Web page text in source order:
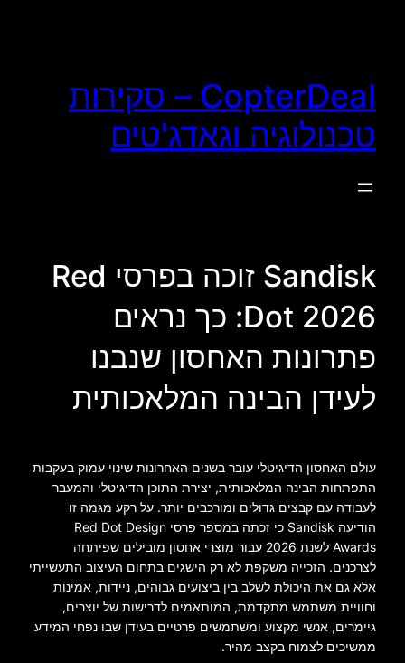
CopterDeal – סקירות
טכנולוגיה וגאדג'טים
Sandisk זוכה בפרסי Red
Dot 2026: כך נראים
פתרונות האחסון שנבנו
לעידן הבינה המלאכותית
עולם האחסון הדיגיטלי עובר בשנים האחרונות שינוי עמוק בעקבות
התפתחות הבינה המלאכותית, יצירת התוכן הדיגיטלי והמעבר
לעבודה עם קבצים גדולים ומורכבים יותר. על רקע מגמה זו
הודיעה Sandisk כי זכתה במספר פרסי Red Dot Design
Awards לשנת 2026 עבור מוצרי אחסון מובילים שפיתחה
לצרכנים. הזכייה משקפת לא רק הישגים בתחום העיצוב התעשייתי
אלא גם את היכולת לשלב בין ביצועים גבוהים, ניידות, אמינות
וחוויית משתמש מתקדמת, המותאמים לדרישות של יוצרים,
גיימרים, אנשי מקצוע ומשתמשים פרטיים בעידן שבו נפחי המידע
ממשיכים לצמוח בקצב מהיר.